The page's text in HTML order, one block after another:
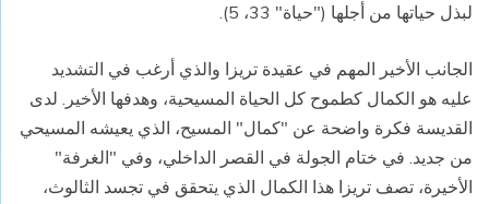
لبذل حياتها من أجلها ("حياة" 33، 5).
الجانب الأخير المهم في عقيدة تريزا والذي أرغب في التشديد
عليه هو الكمال كطموح كل الحياة المسيحية، وهدفها الأخير. لدى
القديسة فكرة واضحة عن "كمال" المسيح، الذي يعيشه المسيحي
من جديد. في ختام الجولة في القصر الداخلي، وفي "الغرفة"
الأخيرة، تصف تريزا هذا الكمال الذي يتحقق في تجسد الثالوث،